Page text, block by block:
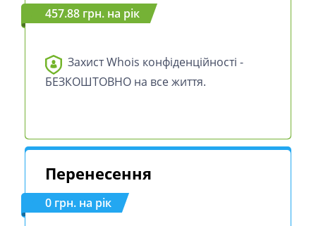
457.88 грн. на рік
Захист Whois конфіденційності -
БЕЗКОШТОВНО на все життя.
Перенесення
0 грн. на рік